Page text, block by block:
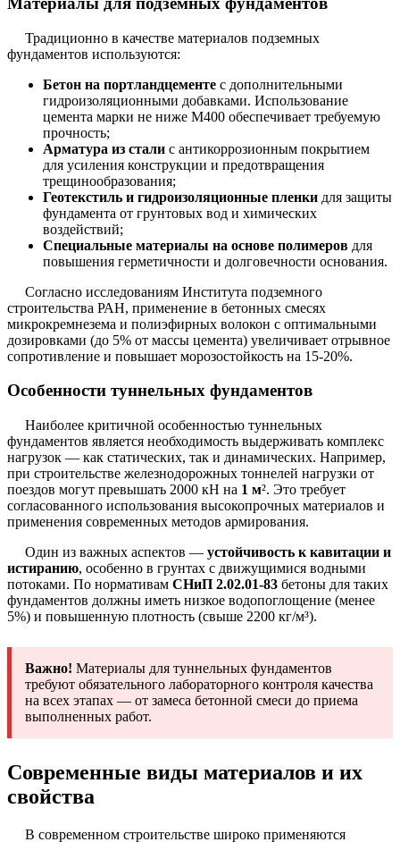
Традиционно в качестве материалов подземных
фундаментов используются:
Бетон на портландцементе с дополнительными
гидроизоляционными добавками. Использование
цемента марки не ниже М400 обеспечивает требуемую
прочность;
Арматура из стали с антикоррозионным покрытием
для усиления конструкции и предотвращения
трещинообразования;
Геотекстиль и гидроизоляционные пленки для защиты
фундамента от грунтовых вод и химических
воздействий;
Специальные материалы на основе полимеров для
повышения герметичности и долговечности основания.
Согласно исследованиям Института подземного
строительства РАН, применение в бетонных смесях
микрокремнезема и полиэфирных волокон с оптимальными
дозировками (до 5% от массы цемента) увеличивает отрывное
сопротивление и повышает морозостойкость на 15-20%.
Особенности туннельных фундаментов
Наиболее критичной особенностью туннельных
фундаментов является необходимость выдерживать комплекс
нагрузок — как статических, так и динамических. Например,
при строительстве железнодорожных тоннелей нагрузки от
поездов могут превышать 2000 кН на 1 м². Это требует
согласованного использования высокопрочных материалов и
применения современных методов армирования.
Один из важных аспектов — устойчивость к кавитации и
истиранию, особенно в грунтах с движущимися водными
потоками. По нормативам СНиП 2.02.01-83 бетоны для таких
фундаментов должны иметь низкое водопоглощение (менее
5%) и повышенную плотность (свыше 2200 кг/м³).
Важно! Материалы для туннельных фундаментов
требуют обязательного лабораторного контроля качества
на всех этапах — от замеса бетонной смеси до приема
выполненных работ.
Современные виды материалов и их
свойства
В современном строительстве широко применяются